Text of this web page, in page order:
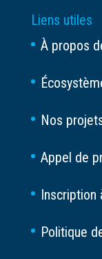
Liens utiles
À propos
Nos
Appel de
Inscription
Politique